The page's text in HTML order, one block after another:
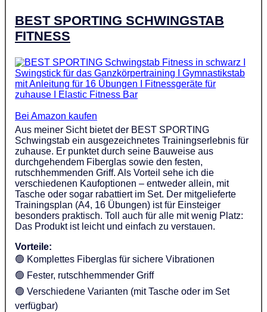
BEST SPORTING SCHWINGSTAB
FITNESS
Bei Amazon kaufen
Aus meiner Sicht bietet der BEST SPORTING
Schwingstab ein ausgezeichnetes Trainingserlebnis für
zuhause. Er punktet durch seine Bauweise aus
durchgehendem Fiberglas sowie den festen,
rutschhemmenden Griff. Als Vorteil sehe ich die
verschiedenen Kaufoptionen – entweder allein, mit
Tasche oder sogar rabattiert im Set. Der mitgelieferte
Trainingsplan (A4, 16 Übungen) ist für Einsteiger
besonders praktisch. Toll auch für alle mit wenig Platz:
Das Produkt ist leicht und einfach zu verstauen.
Vorteile:
🟢 Komplettes Fiberglas für sichere Vibrationen
🟢 Fester, rutschhemmender Griff
🟢 Verschiedene Varianten (mit Tasche oder im Set
verfügbar)